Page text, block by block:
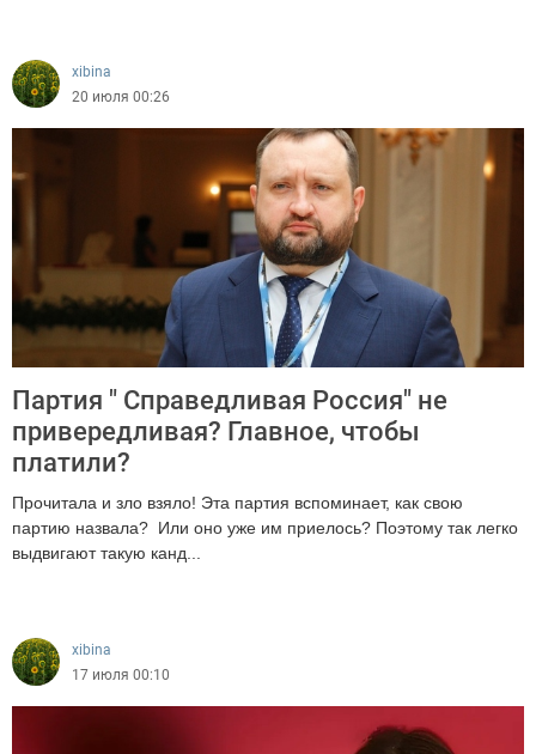
xibina
20 июля 00:26
Партия " Справедливая Россия" не
привередливая? Главное, чтобы
платили?
Прочитала и зло взяло! Эта партия вспоминает, как свою
партию назвала? Или оно уже им приелось? Поэтому так легко
выдвигают такую канд...
xibina
17 июля 00:10